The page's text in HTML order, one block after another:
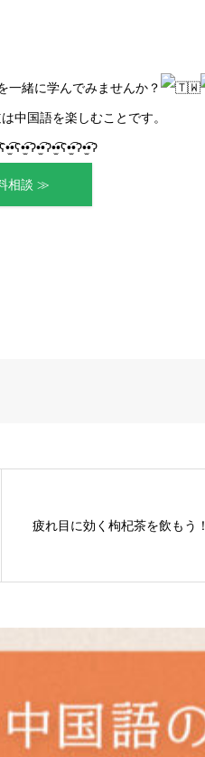
一緒に学んでみませんか？
中国語を楽しむことです。
相談 ≫
疲れ目に効く枸杞茶を飲もう！